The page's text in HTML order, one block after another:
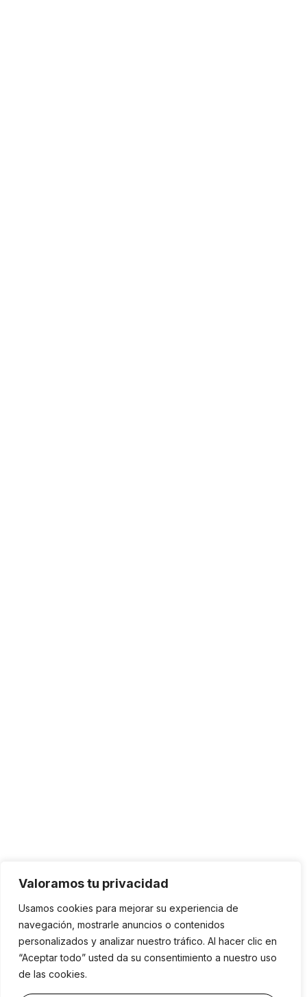
Valoramos tu privacidad
Usamos cookies para mejorar su experiencia de
navegación, mostrarle anuncios o contenidos
personalizados y analizar nuestro tráfico. Al hacer clic en
“Aceptar todo” usted da su consentimiento a nuestro uso
de las cookies.